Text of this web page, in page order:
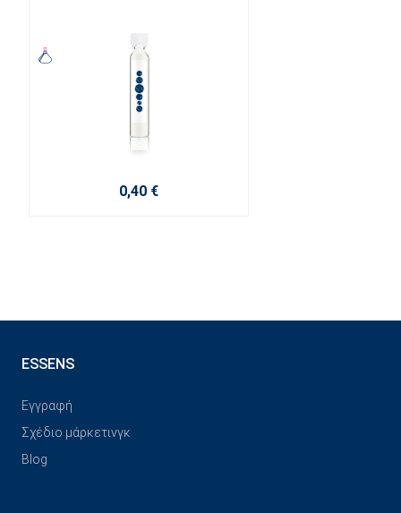
0,40 €
ESSENS
Εγγραφή
Σχέδιο μάρκετινγκ
Blog